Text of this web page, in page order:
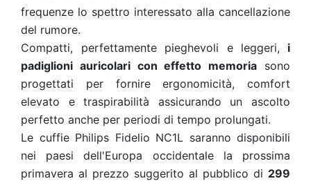
frequenze lo spettro interessato alla cancellazione
del rumore.
Compatti, perfettamente pieghevoli e leggeri, i
padiglioni auricolari con effetto memoria sono
progettati per fornire ergonomicità, comfort
elevato e traspirabilità assicurando un ascolto
perfetto anche per periodi di tempo prolungati.
Le cuffie Philips Fidelio NC1L saranno disponibili
nei paesi dell'Europa occidentale la prossima
primavera al prezzo suggerito al pubblico di 299